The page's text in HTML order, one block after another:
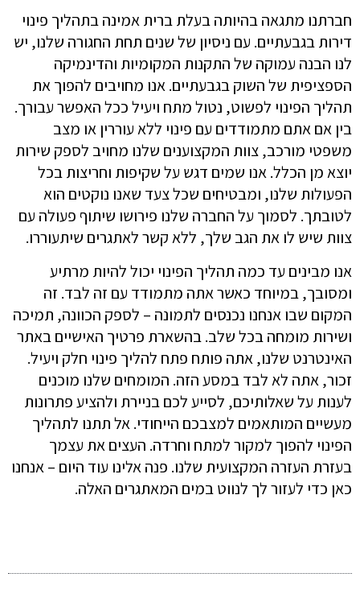
חברתנו מתגאה בהיותה בעלת ברית אמינה בתהליך פינוי
דירות בגבעתיים. עם ניסיון של שנים תחת החגורה שלנו, יש
לנו הבנה עמוקה של התקנות המקומיות והדינמיקה
הספציפית של השוק בגבעתיים. אנו מחויבים להפוך את
תהליך הפינוי לפשוט, נטול מתח ויעיל ככל האפשר עבורך.
בין אם אתם מתמודדים עם פינוי ללא עוררין או מצב
משפטי מורכב, צוות המקצוענים שלנו מחויב לספק שירות
יוצא מן הכלל. אנו שמים דגש על שקיפות וחריצות בכל
הפעולות שלנו, ומבטיחים שכל צעד שאנו נוקטים הוא
לטובתך. לסמוך על החברה שלנו פירושו שיתוף פעולה עם
צוות שיש לו את הגב שלך, ללא קשר לאתגרים שיתעוררו.
אנו מבינים עד כמה תהליך הפינוי יכול להיות מרתיע
ומסובך, במיוחד כאשר אתה מתמודד עם זה לבד. זה
המקום שבו אנחנו נכנסים לתמונה – לספק הכוונה, תמיכה
ושירות מומחה בכל שלב. בהשארת פרטיך האישיים באתר
האינטרנט שלנו, אתה פותח פתח להליך פינוי חלק ויעיל.
זכור, אתה לא לבד במסע הזה. המומחים שלנו מוכנים
לענות על שאלותיכם, לסייע לכם בניירת ולהציע פתרונות
מעשיים המותאמים למצבכם הייחודי. אל תתנו לתהליך
הפינוי להפוך למקור למתח וחרדה. העצים את עצמך
בעזרת העזרה המקצועית שלנו. פנה אלינו עוד היום – אנחנו
כאן כדי לעזור לך לנווט במים המאתגרים האלה.